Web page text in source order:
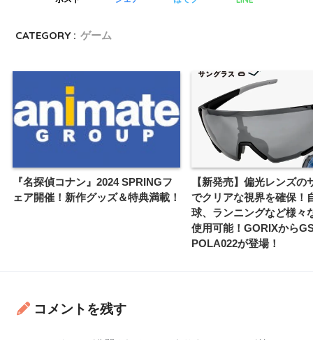
CATEGORY : ゲーム
『名探偵コナン』2024 SPRINGフ
ェア開催！新作グッズ＆特典満載！
【新発売】偏光レンズの
でクリアな視界を確保！
球、ランニングなど様々
使用可能！GORIXから
POLA022が登場！
コメントを残す